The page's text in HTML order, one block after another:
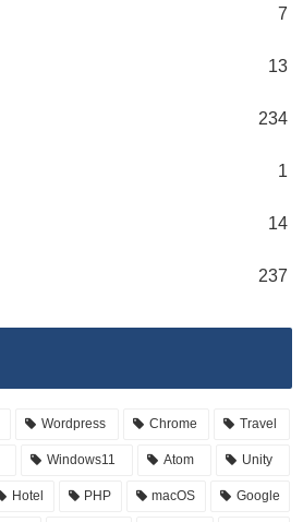
7
13
234
1
14
237
Wordpress Chrome Travel
Windows11 Atom Unity
Hotel PHP macOS Google